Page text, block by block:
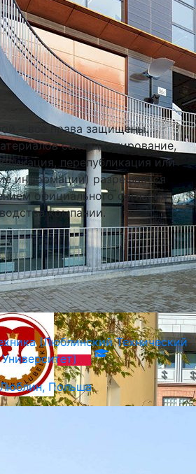
и Гуманитарных Наук
Польша
(Люблинский Технический
Университет)
Польша
университет
– все права защищены.
сайта (копирование,
перепубликация или
информации) разрешается
официального согласия
компании.